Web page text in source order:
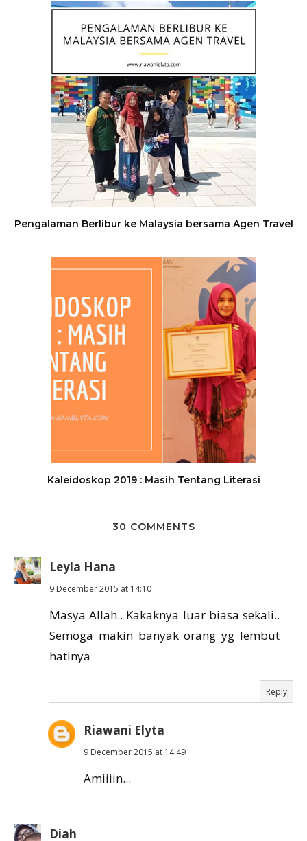
Pengalaman Berlibur ke Malaysia bersama Agen Travel
Kaleidoskop 2019 : Masih Tentang Literasi
30 COMMENTS
Leyla Hana
9 December 2015 at 14:10
Masya Allah.. Kakaknya luar biasa sekali..
Semoga makin banyak orang yg lembut
hatinya
Reply
Riawani Elyta
9 December 2015 at 14:49
Amiiiin...
Diah